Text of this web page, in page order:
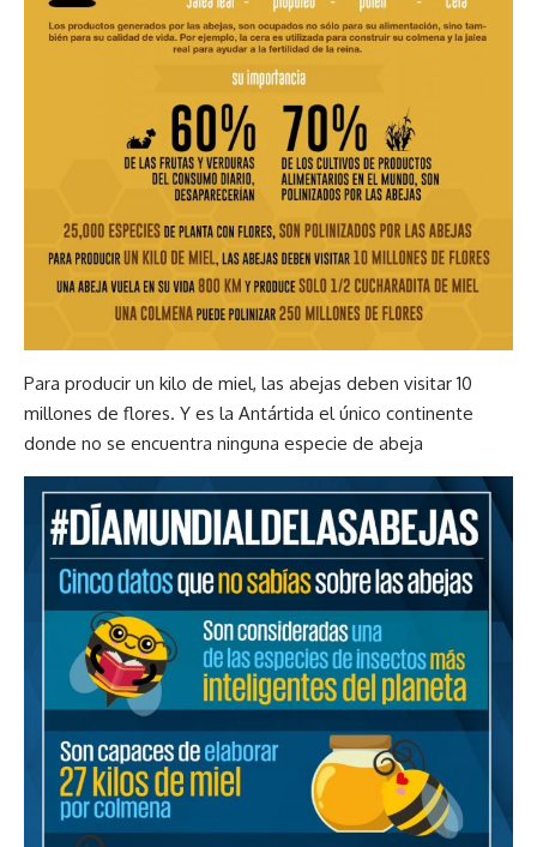
Para producir un kilo de miel, las abejas deben visitar 10
millones de flores. Y es la Antártida el único continente
donde no se encuentra ninguna especie de abeja